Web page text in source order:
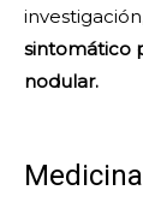
sintomático
nodular.